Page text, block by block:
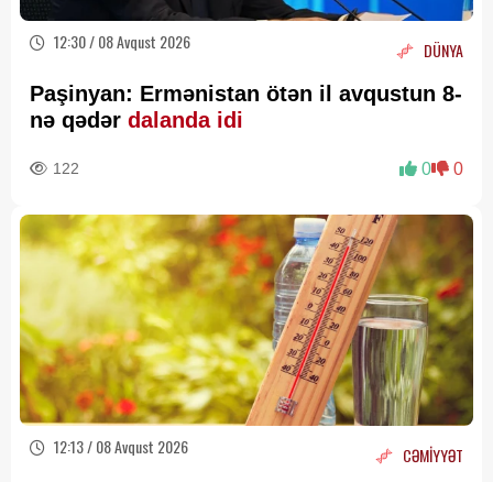
12:30 / 08 Avqust 2026 DÜNYA
Paşinyan: Ermənistan ötən il avqustun 8-
nə qədər dalanda idi
122 0 0
12:13 / 08 Avqust 2026 CƏMİYYƏT